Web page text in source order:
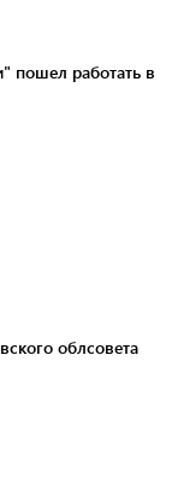
пошел работать в
облсовета